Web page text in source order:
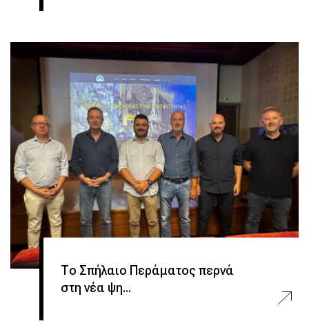
Το Σπήλαιο Περάματος περνά
στη νέα ψη...